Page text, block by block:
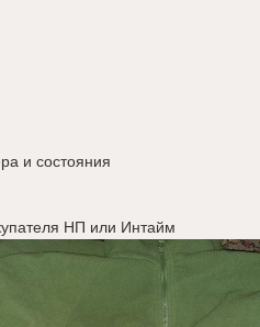
и состояния
НП или Интайм